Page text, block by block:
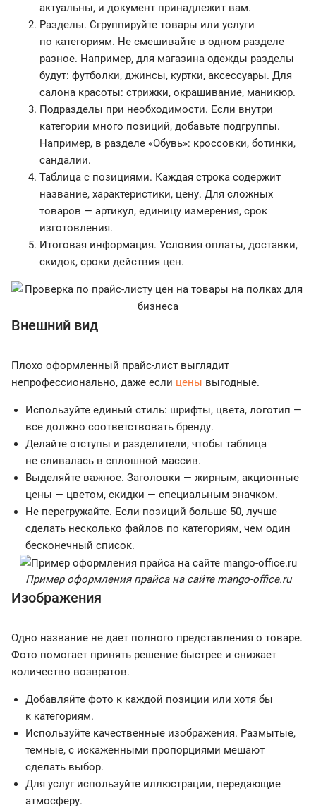
актуальны, и документ принадлежит вам.
Разделы. Сгруппируйте товары или услуги
по категориям. Не смешивайте в одном разделе
разное. Например, для магазина одежды разделы
будут: футболки, джинсы, куртки, аксессуары. Для
салона красоты: стрижки, окрашивание, маникюр.
Подразделы при необходимости. Если внутри
категории много позиций, добавьте подгруппы.
Например, в разделе «Обувь»: кроссовки, ботинки,
сандалии.
Таблица с позициями. Каждая строка содержит
название, характеристики, цену. Для сложных
товаров — артикул, единицу измерения, срок
изготовления.
Итоговая информация. Условия оплаты, доставки,
скидок, сроки действия цен.
Внешний вид
Плохо оформленный прайс-лист выглядит
непрофессионально, даже если цены выгодные.
Используйте единый стиль: шрифты, цвета, логотип —
все должно соответствовать бренду.
Делайте отступы и разделители, чтобы таблица
не сливалась в сплошной массив.
Выделяйте важное. Заголовки — жирным, акционные
цены — цветом, скидки — специальным значком.
Не перегружайте. Если позиций больше 50, лучше
сделать несколько файлов по категориям, чем один
бесконечный список.
Пример оформления прайса на сайте mango-office.ru
Изображения
Одно название не дает полного представления о товаре.
Фото помогает принять решение быстрее и снижает
количество возвратов.
Добавляйте фото к каждой позиции или хотя бы
к категориям.
Используйте качественные изображения. Размытые,
темные, с искаженными пропорциями мешают
сделать выбор.
Для услуг используйте иллюстрации, передающие
атмосферу.